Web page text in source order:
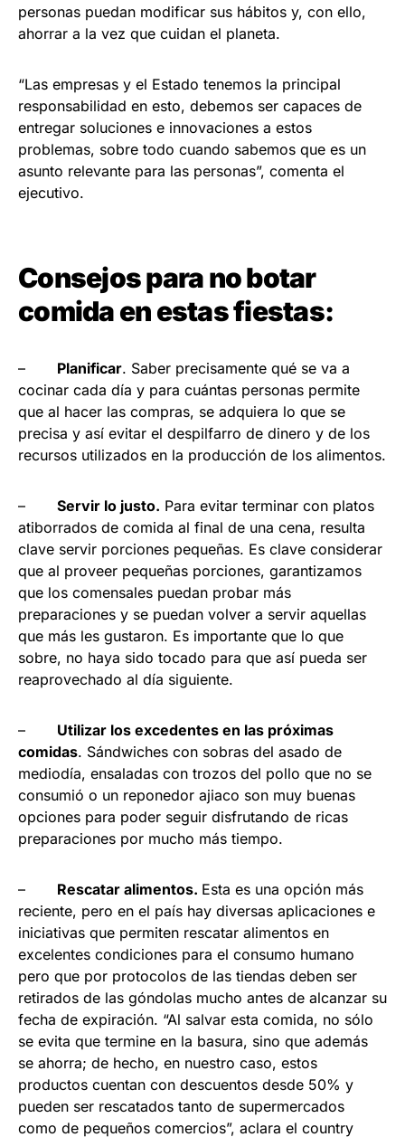
personas puedan modificar sus hábitos y, con ello,
ahorrar a la vez que cuidan el planeta.
“Las empresas y el Estado tenemos la principal
responsabilidad en esto, debemos ser capaces de
entregar soluciones e innovaciones a estos
problemas, sobre todo cuando sabemos que es un
asunto relevante para las personas”, comenta el
ejecutivo.
Consejos para no botar
comida en estas fiestas:
– Planificar. Saber precisamente qué se va a
cocinar cada día y para cuántas personas permite
que al hacer las compras, se adquiera lo que se
precisa y así evitar el despilfarro de dinero y de los
recursos utilizados en la producción de los alimentos.
– Servir lo justo. Para evitar terminar con platos
atiborrados de comida al final de una cena, resulta
clave servir porciones pequeñas. Es clave considerar
que al proveer pequeñas porciones, garantizamos
que los comensales puedan probar más
preparaciones y se puedan volver a servir aquellas
que más les gustaron. Es importante que lo que
sobre, no haya sido tocado para que así pueda ser
reaprovechado al día siguiente.
– Utilizar los excedentes en las próximas
comidas. Sándwiches con sobras del asado de
mediodía, ensaladas con trozos del pollo que no se
consumió o un reponedor ajiaco son muy buenas
opciones para poder seguir disfrutando de ricas
preparaciones por mucho más tiempo.
– Rescatar alimentos. Esta es una opción más
reciente, pero en el país hay diversas aplicaciones e
iniciativas que permiten rescatar alimentos en
excelentes condiciones para el consumo humano
pero que por protocolos de las tiendas deben ser
retirados de las góndolas mucho antes de alcanzar su
fecha de expiración. “Al salvar esta comida, no sólo
se evita que termine en la basura, sino que además
se ahorra; de hecho, en nuestro caso, estos
productos cuentan con descuentos desde 50% y
pueden ser rescatados tanto de supermercados
como de pequeños comercios”, aclara el country